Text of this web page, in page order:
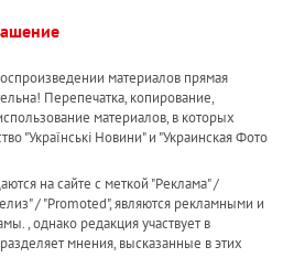
материалов прямая
Перепечатка, копирование,
материалов, в которых
"Українськi Новини" и "Украинская Фото
на сайте с меткой "Реклама" /
/ "Promoted", являются рекламными и
, однако редакция участвует в
мнения, высказанные в этих